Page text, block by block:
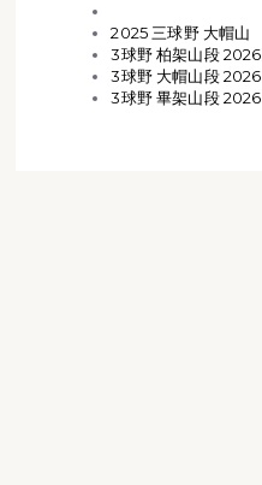
2025 三球野 大帽山
3球野 柏架山段 2026
3球野 大帽山段 2026
3球野 畢架山段 2026